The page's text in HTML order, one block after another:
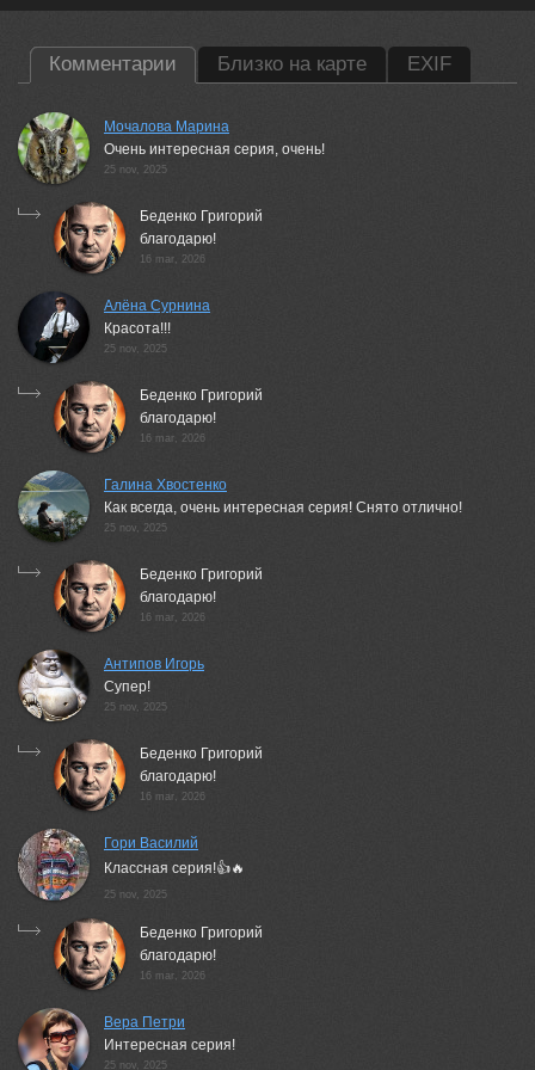
Комментарии Близко на карте EXIF
Мочалова Марина
Очень интересная серия, очень!
25 nov, 2025
Беденко Григорий
благодарю!
16 mar, 2026
Алёна Сурнина
Красота!!!
25 nov, 2025
Беденко Григорий
благодарю!
16 mar, 2026
Галина Хвостенко
Как всегда, очень интересная серия! Снято отлично!
25 nov, 2025
Беденко Григорий
благодарю!
16 mar, 2026
Антипов Игорь
Супер!
25 nov, 2025
Беденко Григорий
благодарю!
16 mar, 2026
Гори Василий
Классная серия!👍🔥
25 nov, 2025
Беденко Григорий
благодарю!
16 mar, 2026
Вера Петри
Интересная серия!
25 nov, 2025